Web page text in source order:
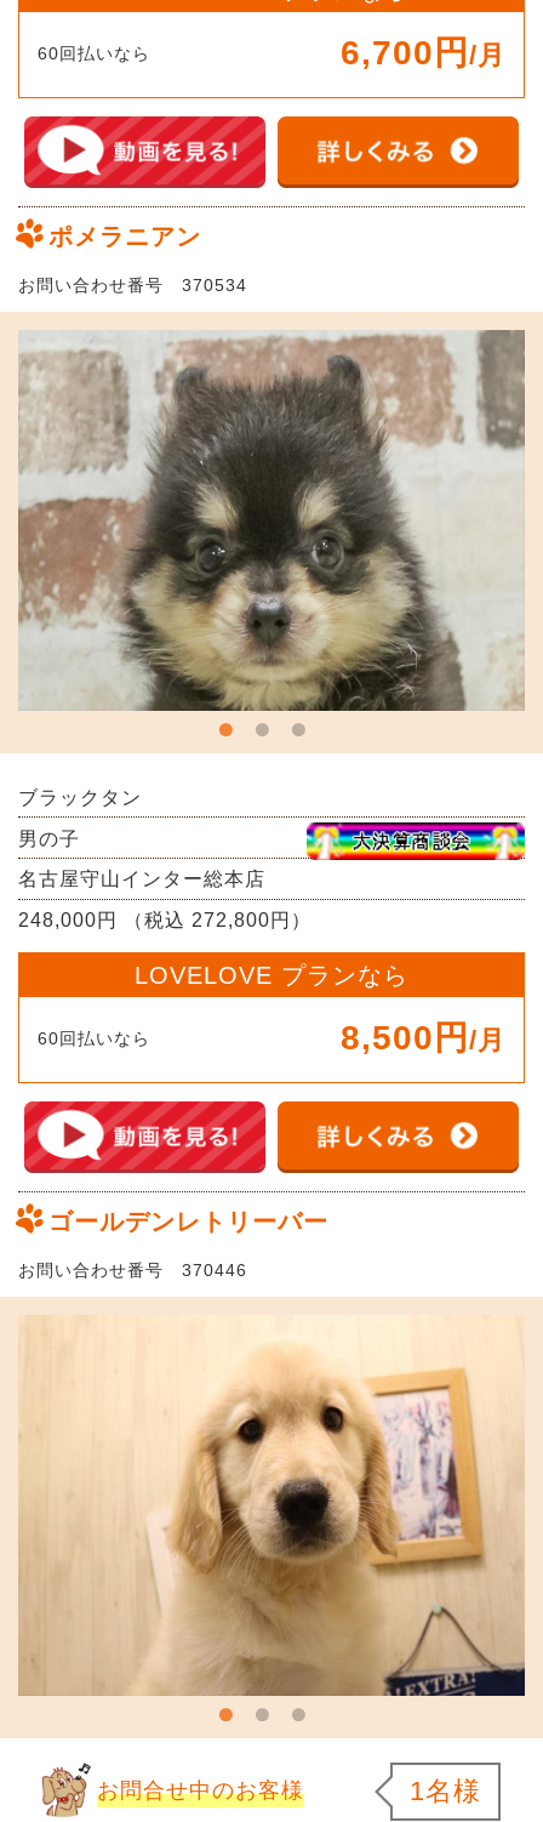
60回払いなら 6,700円 /月
ポメラニアン
お問い合わせ番号 370534
ブラックタン
男の子
名古屋守山インター総本店
248,000円 （税込 272,800円）
LOVELOVE プランなら
60回払いなら 8,500円 /月
ゴールデンレトリーバー
お問い合わせ番号 370446
お問合せ中のお客様 1名様